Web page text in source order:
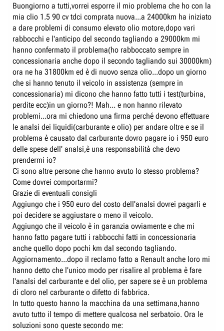
Buongiorno a tutti,vorrei esporre il mio problema che ho con la
mia clio 1.5 90 cv tdci comprata nuova...a 24000km ha iniziato
a dare problemi di consumo elevato olio motore,dopo vari
rabbocchi e l'anticipo del secondo tagliando a 29000km mi
hanno confermato il problema(ho rabboccato sempre in
concessionaria anche dopo il secondo tagliando sui 30000km)
ora ne ha 31800km ed è di nuovo senza olio...dopo un giorno
che si hanno tenuto il veicolo in assistenza (sempre in
concessionaria) mi dicono che hanno fatto tutti i test(turbina,
perdite ecc)in un giorno?! Mah... e non hanno rilevato
problemi...ora mi chiedono una firma perché devono effettuare
le analsi dei liquidi(carburante e olio) per andare oltre e se il
problema è causato dal carburante dovro pagare io i 950 euro
delle spese dell' analsi,è una responsabilità che devo
prendermi io?
Ci sono altre persone che hanno avuto lo stesso problema?
Come dovrei comportarmi?
Grazie di eventuali consigli
Aggiungo che i 950 euro del costo dell'analsi dovrei pagarli e
poi decidere se aggiustare o meno il veicolo.
Aggiungo che il veicolo è in garanzia ovviamente e che mi
hanno fatto pagare tutti i rabbocchi fatti in concessionaria
anche quello dopo pochi km dal secondo tagliando.
Aggiornamento...dopo il reclamo fatto a Renault anche loro mi
hanno detto che l'unico modo per risalire al problema è fare
l'analsi del carburante e del olio, per sapere se è un problema
di cloro nel carburante o difetto di fabbrica.
In tutto questo hanno la macchina da una settimana,hanno
avuto tutto il tempo di mettere qualcosa nel serbatoio. Ora le
soluzioni sono queste secondo me: